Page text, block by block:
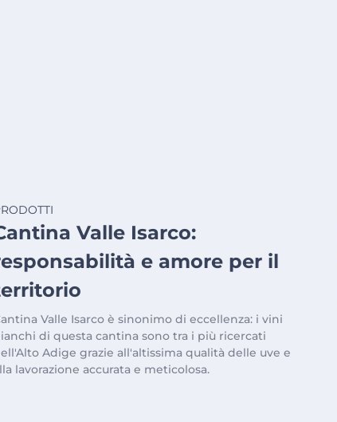
Valle Isarco:
e amore per il
Valle Isarco è sinonimo di eccellenza: i vini
di questa cantina sono tra i più ricercati
Adige grazie all'altissima qualità delle uve e
lavorazione accurata e meticolosa.